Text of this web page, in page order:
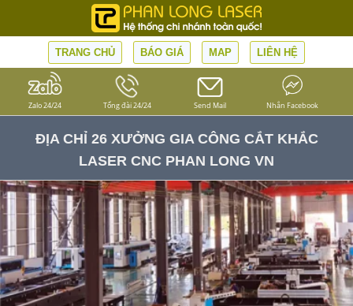
TRANG CHỦ BÁO GIÁ MAP LIÊN HỆ
Zalo 24/24 Tổng đài 24/24 Send Mail Nhắn Facebook
ĐỊA CHỈ 26 XƯỞNG GIA CÔNG CẮT KHẮC
LASER CNC PHAN LONG VN